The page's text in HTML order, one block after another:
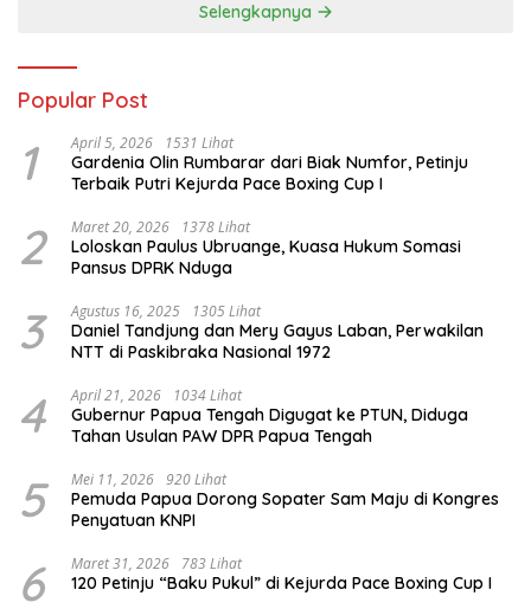
Selengkapnya
Popular Post
1 April 5, 2026 1531 Lihat
Gardenia Olin Rumbarar dari Biak Numfor, Petinju
Terbaik Putri Kejurda Pace Boxing Cup I
2 Maret 20, 2026 1378 Lihat
Loloskan Paulus Ubruange, Kuasa Hukum Somasi
Pansus DPRK Nduga
3 Agustus 16, 2025 1305 Lihat
Daniel Tandjung dan Mery Gayus Laban, Perwakilan
NTT di Paskibraka Nasional 1972
4 April 21, 2026 1034 Lihat
Gubernur Papua Tengah Digugat ke PTUN, Diduga
Tahan Usulan PAW DPR Papua Tengah
5 Mei 11, 2026 920 Lihat
Pemuda Papua Dorong Sopater Sam Maju di Kongres
Penyatuan KNPI
6 Maret 31, 2026 783 Lihat
120 Petinju “Baku Pukul” di Kejurda Pace Boxing Cup I